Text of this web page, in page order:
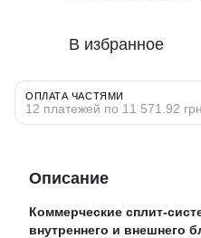
В избранное
ОПЛАТА ЧАСТЯМИ
12 платежей по 11 571.92 грн
Описание
Коммерческие сплит-
внутреннего и внешнего